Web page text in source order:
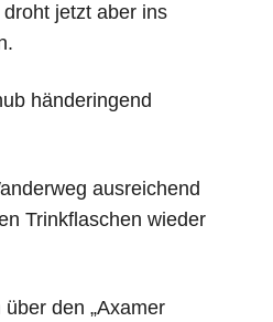
jetzt aber ins
händeringend
ausreichend
Trinkflaschen wieder
den „Axamer